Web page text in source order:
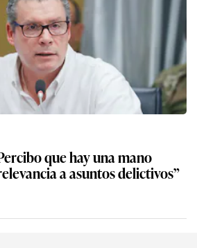
que hay una mano
a asuntos delictivos”